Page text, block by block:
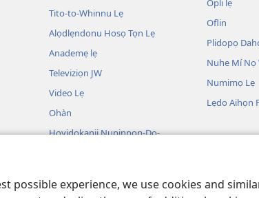
possible experience, we use cookies and
Tito-to-Whinnu Lẹ
Alọdlẹndonu Hosọ Tọn Lẹ
Anademẹ lẹ
Televiziọn JW
Video Lẹ
Ohàn
Hoyidokanji Nupinpọn-Do-
Donù lẹ Tọn
Opli lẹ
Oflin
Plidopọ
Nuhe Mí Nọ
Numimọ Lẹ
Lẹdo Aihọn